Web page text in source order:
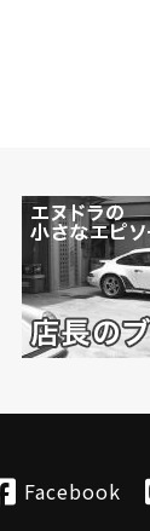
Facebook